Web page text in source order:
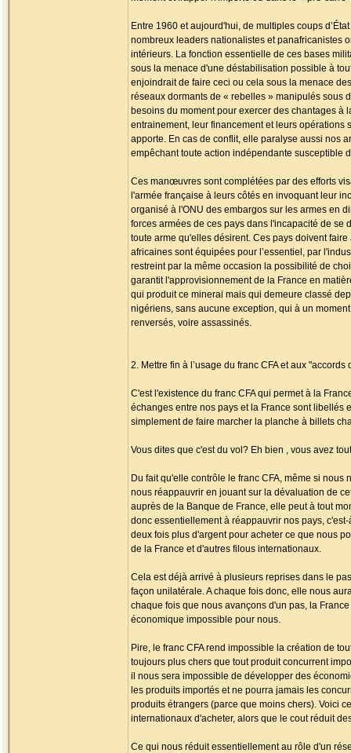
Entre 1960 et aujourd'hui, de multiples coups
nombreux leaders nationalistes et panafricanistes
intérieurs. La fonction essentielle de ces bases
sous la menace d'une déstabilisation possible à
enjoindrait de faire ceci ou cela sous la menace
réseaux dormants de « rebelles » manipulés sous
besoins du moment pour exercer des chantages
entrainement, leur financement et leurs
apporte. En cas de conflit, elle paralyse aussi nos
empêchant toute action indépendante susceptible
Ces manœuvres sont complétées par des efforts
l'armée française à leurs côtés en invoquant leur
organisé à l'ONU des embargos sur les armes en
forces armées de ces pays dans l'incapacité de se
toute arme qu'elles désirent. Ces pays doivent
africaines sont équipées pour l’essentiel, par
restreint par la même occasion la possibilité de
garantit l'approvisionnement de la France en
qui produit ce minerai mais qui demeure classé
nigériens, sans aucune exception, qui à un
renversés, voire assassinés.
2. Mettre fin à l’usage du franc CFA et aux
C'est l'existence du franc CFA qui permet à la
échanges entre nos pays et la France sont libellés
simplement de faire marcher la planche à billets
Vous dites que c'est du vol? Eh bien , vous avez
Du fait qu'elle contrôle le franc CFA, même si
nous réappauvrir en jouant sur la dévaluation de
auprès de la Banque de France, elle peut à tout
donc essentiellement à réappauvrir nos pays,
deux fois plus d'argent pour acheter ce que nous
de la France et d'autres filous internationaux.
Cela est déjà arrivé à plusieurs reprises dans le
façon unilatérale. A chaque fois donc, elle nous
chaque fois que nous avançons d'un pas, la
économique impossible pour nous.
Pire, le franc CFA rend impossible la création de
toujours plus chers que tout produit concurrent
il nous sera impossible de développer des
les produits importés et ne pourra jamais les
produits étrangers (parce que moins chers). Voici
internationaux d'acheter, alors que le cout réduit
Ce qui nous réduit essentiellement au rôle d'un